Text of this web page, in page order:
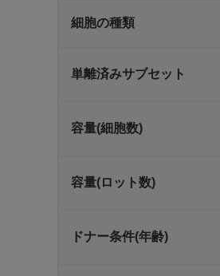
細胞の種類
単離済みサブセット
容量(細胞数)
容量(ロット数)
ドナー条件(年齢)